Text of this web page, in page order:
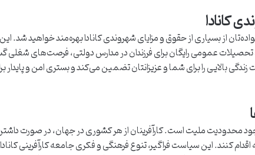
کانادا
از بسیاری از حقوق و مزایای شهروندی کانادا بهره‌مند خواهید شد. این
عمومی رایگان برای فرزندان در مدارس دولتی، فرصت‌های شغلی
بالایی را برای شما و عزیزانتان تضمین می‌کند و بستری امن و پایدار
وجود محدودیت ملیت است. کارآفرینان از هر کشوری در جهان، در صورت
اقدام کنند. این سیاست فراگیر، تنوع فرهنگی و فکری جامعه کارآفرینی